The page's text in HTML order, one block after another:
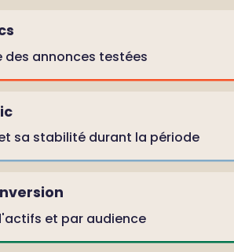
des annonces testées
sa stabilité durant la période
et par audience